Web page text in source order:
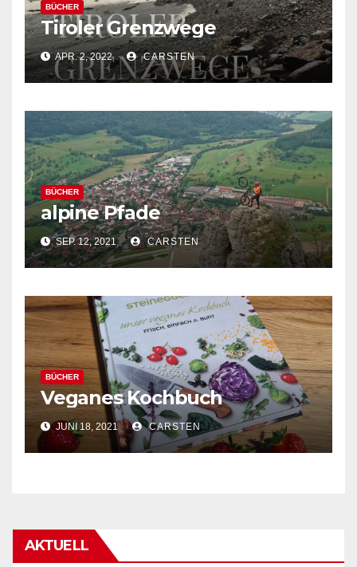
BÜCHER
Tiroler Grenzwege
APR. 2, 2022 CARSTEN
BÜCHER
alpine Pfade
SEP. 12, 2021 CARSTEN
BÜCHER
Veganes Kochbuch
JUNI 18, 2021 CARSTEN
AKTUELL